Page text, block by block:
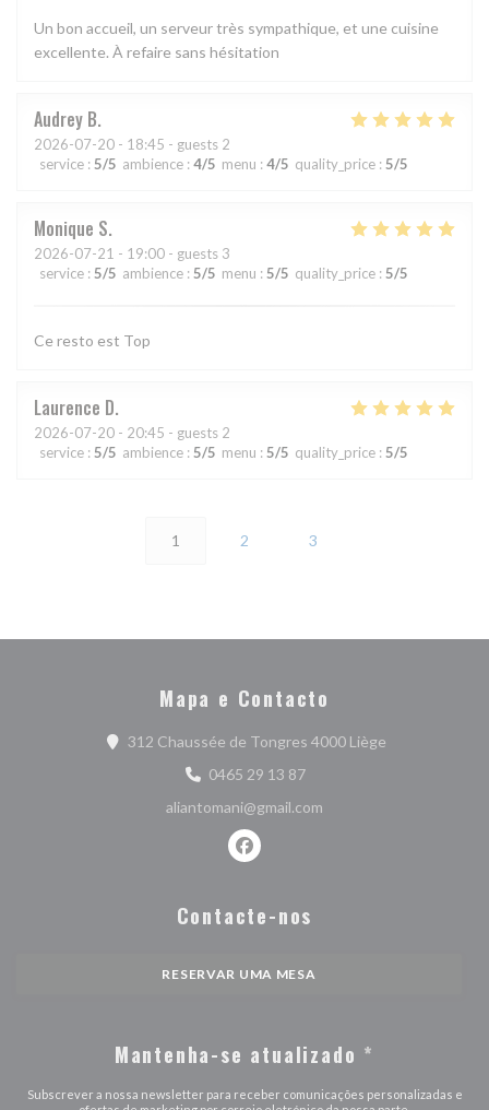
Un bon accueil, un serveur très sympathique, et une cuisine
excellente. À refaire sans hésitation
Audrey B
2026-07-20 - 18:45 - guests 2
service : 5/5 ambience : 4/5 menu : 4/5 quality_price : 5/5
Monique S
2026-07-21 - 19:00 - guests 3
service : 5/5 ambience : 5/5 menu : 5/5 quality_price : 5/5
Ce resto est Top
Laurence D
2026-07-20 - 20:45 - guests 2
service : 5/5 ambience : 5/5 menu : 5/5 quality_price : 5/5
1 2 3
Mapa e Contacto
312 Chaussée de Tongres 4000 Liège
0465 29 13 87
aliantomani@gmail.com
Facebook ((abre numa nova
Contacte-nos
RESERVAR UMA MESA
Mantenha-se atualizado *
Subscrever a nossa newsletter para receber comunicações personalizadas e